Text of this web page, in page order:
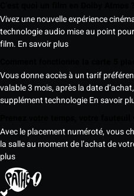
Vivez une nouvelle expérience
technologie audio mise au point
film. En savoir plus
Vous donne accès à un tarif
valable 3 mois, après la date
supplément technologieEn savoir
Avec le placement numéroté, vous
la salle au moment de l’achat de
plus